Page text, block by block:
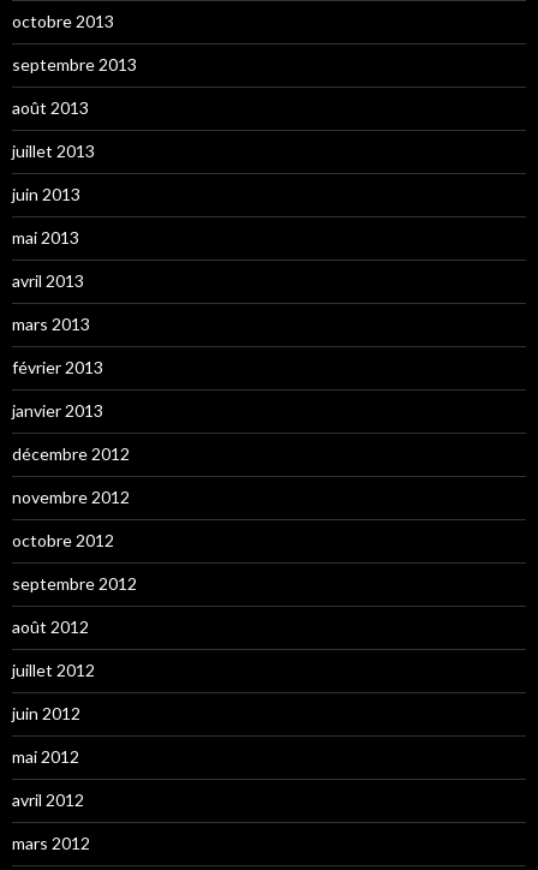
octobre 2013
septembre 2013
août 2013
juillet 2013
juin 2013
mai 2013
avril 2013
mars 2013
février 2013
janvier 2013
décembre 2012
novembre 2012
octobre 2012
septembre 2012
août 2012
juillet 2012
juin 2012
mai 2012
avril 2012
mars 2012